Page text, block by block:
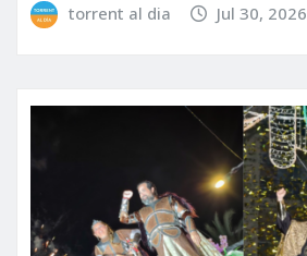
torrent al dia Jul 30, 2026